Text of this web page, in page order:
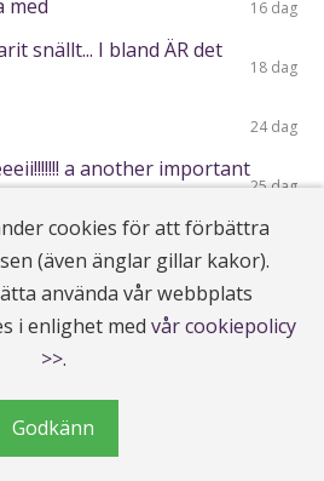
med 16 dag
snällt... I bland ÄR det
18 dag
24 dag
a another important
25 dag
ha. vågar du verkligen
mitt trauma.
cookies för att förbättra
(även änglar gillar kakor).
använda vår webbplats
i enlighet med vår cookiepolicy
>>.
Godkänn